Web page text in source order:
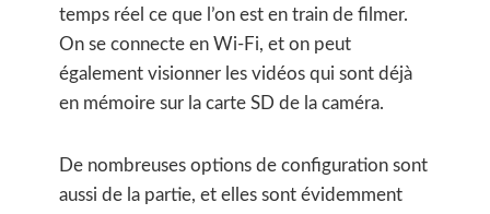
temps réel ce que l’on est en train de filmer.
On se connecte en Wi-Fi, et on peut
également visionner les vidéos qui sont déjà
en mémoire sur la carte SD de la caméra.
De nombreuses options de configuration sont
aussi de la partie, et elles sont évidemment